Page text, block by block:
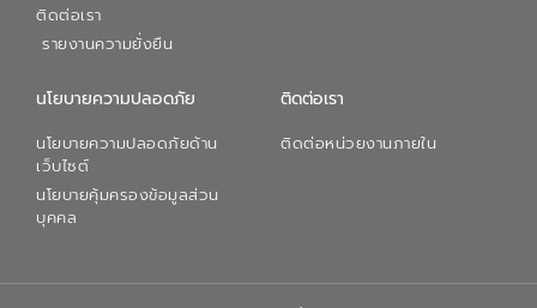
ติดต่อเรา
รายงานความยั่งยืน
นโยบายความปลอดภัย
นโยบายความปลอดภัยด้าน
เว็บไซต์
นโยบายคุ้มครองข้อมูลส่วน
บุคคล
ติดต่อเรา
ติดต่อหน่วยงานภายใน